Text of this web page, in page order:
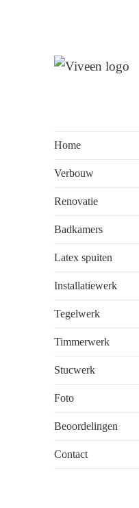
Home
Verbouw
Renovatie
Badkamers
Latex spuiten
Installatiewerk
Tegelwerk
Timmerwerk
Stucwerk
Foto
Beoordelingen
Contact